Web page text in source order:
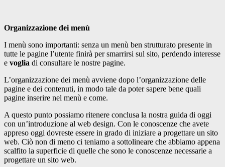
Organizzazione dei menù
I menù sono importanti: senza un menù ben strutturato presente in
tutte le pagine l’utente finirà per smarrirsi sul sito, perdendo interesse
e voglia di consultare le nostre pagine.
L’organizzazione dei menù avviene dopo l’organizzazione delle
pagine e dei contenuti, in modo tale da poter sapere bene quali
pagine inserire nel menù e come.
A questo punto possiamo ritenere conclusa la nostra guida di oggi
con un’introduzione al web design. Con le conoscenze che avete
appreso oggi dovreste essere in grado di iniziare a progettare un sito
web. Ciò non di meno ci teniamo a sottolineare che abbiamo appena
scalfito la superficie di quelle che sono le conoscenze necessarie a
progettare un sito web.